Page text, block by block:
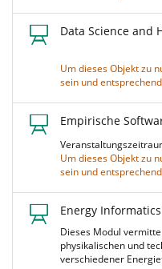
Data Science and
Um dieses Objekt zu
sein und
Empirische
Um dieses Objekt zu
sein und
Energy
Dieses Modul
physikalischen und
verschiedener